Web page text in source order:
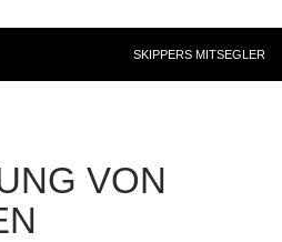
SKIPPERS MITSEGLER
VON